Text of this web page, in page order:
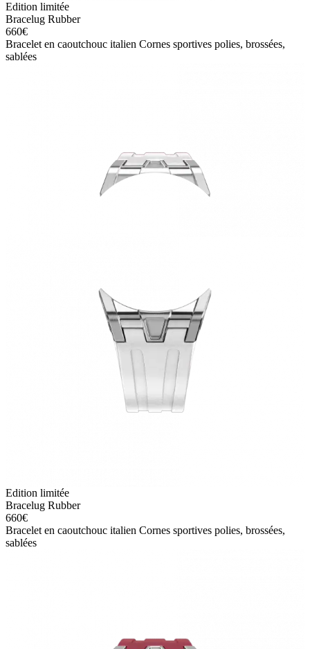
Edition limitée
Bracelug Rubber
660€
​Bracelet en caoutchouc italien Cornes sportives polies, brossées,
sablées
Edition limitée
Bracelug Rubber
660€
​Bracelet en caoutchouc italien Cornes sportives polies, brossées,
sablées